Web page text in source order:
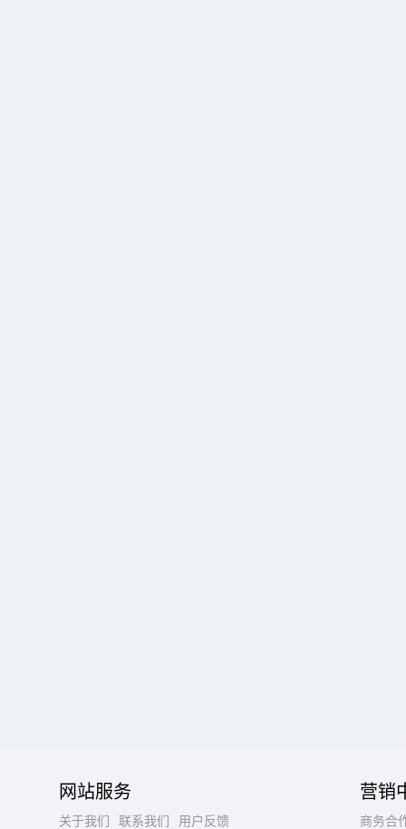
网站服务
关于我们 联系我们
用户反馈
营销
商务合